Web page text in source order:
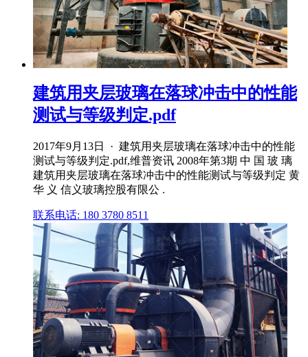
建筑用夹层玻璃在落球冲击中的性能
测试与等级判定.pdf
2017年9月13日 · 建筑用夹层玻璃在落球冲击中的性能
测试与等级判定.pdf,维普资讯 2008年第3期 中 国 玻 璃
建筑用夹层玻璃在落球冲击中的性能测试与等级判定 黄
华 义 信义玻璃控股有限公 .
联系电话: 180 3780 8511